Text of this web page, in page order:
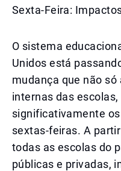
Sexta-Feira:
O sistema
Unidos está
mudança que não
internas das
significativamente
sextas-feiras. A
todas as escolas do
públicas e privadas,